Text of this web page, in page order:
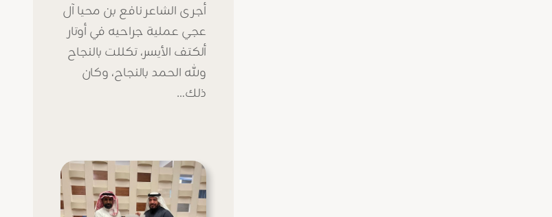
أجرى الشاعر نافع بن محيا آل
عجي عملية جراحيه في أوتار
ألكتف الأيسر، تكللت بالنجاح
ولله الحمد بالنجاح، وكان
ذلك…